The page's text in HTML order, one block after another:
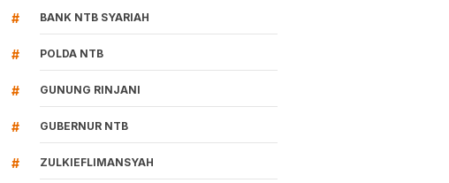
# BANK NTB SYARIAH
# POLDA NTB
# GUNUNG RINJANI
# GUBERNUR NTB
# ZULKIEFLIMANSYAH